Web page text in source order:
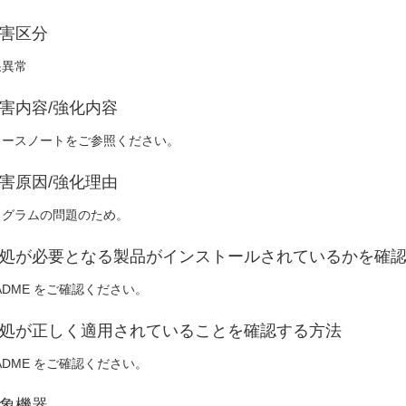
区分
常
内容/強化内容
スノートをご参照ください。
原因/強化理由
ラムの問題のため。
が必要となる製品がインストールされているかを確
をご確認ください。
が正しく適用されていることを確認する方法
をご確認ください。